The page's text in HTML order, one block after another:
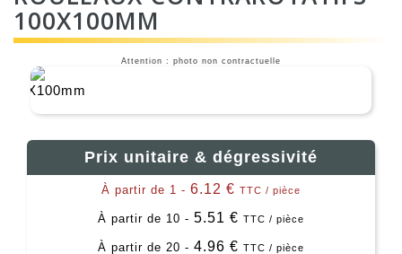
100X100MM
Attention : photo non contractuelle
Prix unitaire & dégressivité
À partir de 1 - 6.12 € TTC / pièce
À partir de 10 - 5.51 € TTC / pièce
À partir de 20 - 4.96 € TTC / pièce